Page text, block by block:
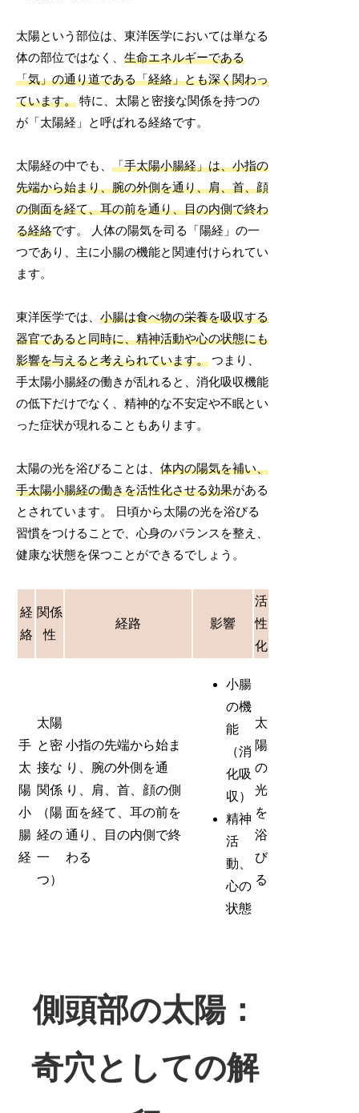
太陽という部位は、東洋医学においては単なる
体の部位ではなく、生命エネルギーである
「気」の通り道である「経絡」とも深く関わっ
ています。 特に、太陽と密接な関係を持つの
が「太陽経」と呼ばれる経絡です。
太陽経の中でも、「手太陽小腸経」は、小指の
先端から始まり、腕の外側を通り、肩、首、顔
の側面を経て、耳の前を通り、目の内側で終わ
る経絡です。 人体の陽気を司る「陽経」の一
つであり、主に小腸の機能と関連付けられてい
ます。
東洋医学では、小腸は食べ物の栄養を吸収する
器官であると同時に、精神活動や心の状態にも
影響を与えると考えられています。 つまり、
手太陽小腸経の働きが乱れると、消化吸収機能
の低下だけでなく、精神的な不安定や不眠とい
った症状が現れることもあります。
太陽の光を浴びることは、体内の陽気を補い、
手太陽小腸経の働きを活性化させる効果がある
とされています。 日頃から太陽の光を浴びる
習慣をつけることで、心身のバランスを整え、
健康な状態を保つことができるでしょう。
経
絡
関係
性
経路 影響
活
性
化
手
太
陽
小
腸
経
太陽
と密
接な
関係
（陽
経の
一
つ）
小指の先端から始ま
り、腕の外側を通
り、肩、首、顔の側
面を経て、耳の前を
通り、目の内側で終
わる
小腸
の機
能
（消
化吸
収）
精神
活
動、
心の
状態
太
陽
の
光
を
浴
び
る
側頭部の太陽：
奇穴としての解